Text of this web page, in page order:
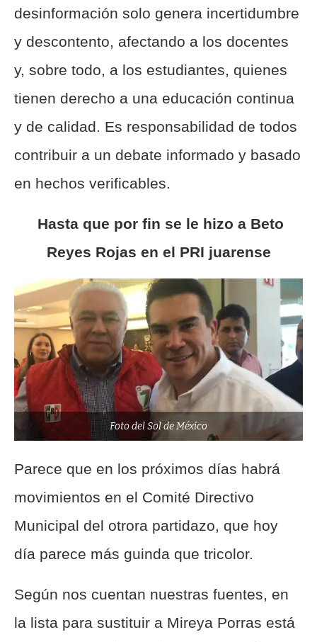
desinformación solo genera incertidumbre
y descontento, afectando a los docentes
y, sobre todo, a los estudiantes, quienes
tienen derecho a una educación continua
y de calidad. Es responsabilidad de todos
contribuir a un debate informado y basado
en hechos verificables.
Hasta que por fin se le hizo a Beto
Reyes Rojas en el PRI juarense
Foto del Sol de México
Parece que en los próximos días habrá
movimientos en el Comité Directivo
Municipal del otrora partidazo, que hoy
día parece más guinda que tricolor.
Según nos cuentan nuestras fuentes, en
la lista para sustituir a Mireya Porras está